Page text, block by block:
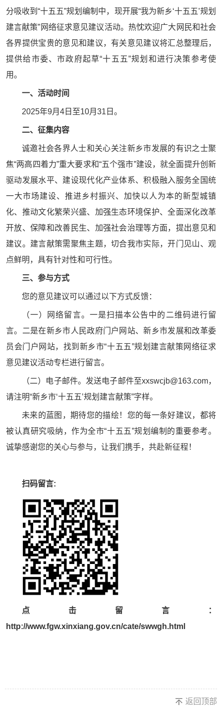
分吸收到“十五五”规划编制中，现开展“我为新乡‘十五五’规划
建言献策”网络征求意见建议活动。热忱欢迎广大网民和社会
各界提供宝贵的意见和建议，有关意见建议将汇总整理后，
提供给市委、市政府起草“十五五”规划和进行决策参考使
用。
一、活动时间
2025年9月4日至10月31日。
二、征集内容
诚邀社会各界人士和关心关注新乡市发展的有识之士聚
焦“两高四着力”重大要求和“五个强市”建设，就全面提升创新
驱动发展水平、建设现代化产业体系、积极融入服务全国统
一大市场建设、推进乡村振兴、加快以人为本的新型城镇
化、推动文化繁荣兴盛、加强生态环境保护、全面深化改革
开放、保障和改善民生、加强社会治理等方面，提出意见和
建议。建言献策需聚焦主题，切合我市实际，开门见山、观
点鲜明，具有针对性和可行性。
三、参与方式
您的意见建议可以通过以下方式反馈：
（一）网络留言。一是扫描本公告中的二维码进行留
言。二是在新乡市人民政府门户网站、新乡市发展和改革委
员会门户网站，找到新乡市“十五五”规划建言献策网络征求
意见建议活动专栏进行留言。
（二）电子邮件。发送电子邮件至xxswcjb@163.com，
请注明“新乡市‘十五五’规划建言献策”字样。
未来的蓝图，期待您的描绘！您的每一条好建议，都将
被认真研究吸纳，作为全市“十五五”规划编制的重要参考。
诚挚感谢您的关心与参与，让我们携手，共赴新征程！
扫码留言:
点击留言：
http://www.fgw.xinxiang.gov.cn/cate/swwgh.html
返回顶部